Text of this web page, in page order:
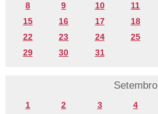
8
9 10 11
15
16 17 18
22
23 24 25
29
30 31
Setembro
1 2 3 4